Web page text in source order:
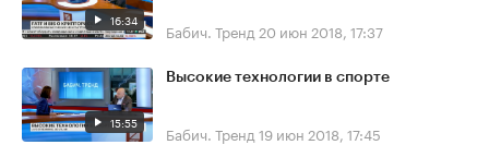
16:34 Бабич. Тренд 20 июн 2018, 17:37
15:55
Высокие технологии в спорте
Бабич. Тренд 19 июн 2018, 17:45